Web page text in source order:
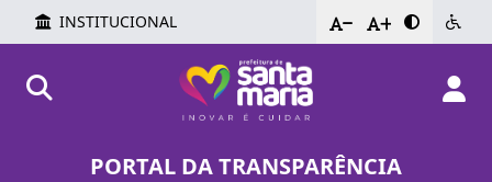
INSTITUCIONAL - +
PORTAL DA TRANSPARÊNCIA